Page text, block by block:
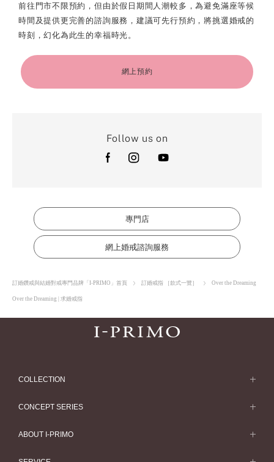
前往門市不限預約，但由於假日期間人潮較多，為避免滿座等候
時間及提供更完善的諮詢服務，建議可先行預約，將挑選婚戒的
時刻，幻化為此生的幸福時光。
網上預約
Follow us on
專門店
網上婚戒諮詢服務
訂婚鑽戒與結婚對戒專門品牌「I-PRIMO」首頁 訂婚戒指 ［款式一覽］ Over the Dreaming
Over the Dreaming | 求婚戒指
COLLECTION
CONCEPT SERIES
ABOUT I-PRIMO